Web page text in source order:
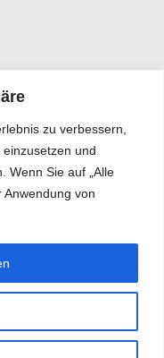
zu verbessern,
und
Wenn Sie auf „Alle
von